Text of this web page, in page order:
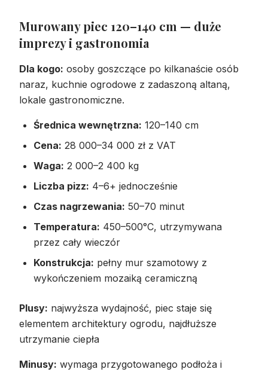
Murowany piec 120–140 cm — duże
imprezy i gastronomia
Dla kogo: osoby goszczące po kilkanaście osób
naraz, kuchnie ogrodowe z zadaszoną altaną,
lokale gastronomiczne.
Średnica wewnętrzna: 120–140 cm
Cena: 28 000–34 000 zł z VAT
Waga: 2 000–2 400 kg
Liczba pizz: 4–6+ jednocześnie
Czas nagrzewania: 50–70 minut
Temperatura: 450–500°C, utrzymywana
przez cały wieczór
Konstrukcja: pełny mur szamotowy z
wykończeniem mozaiką ceramiczną
Plusy: najwyższa wydajność, piec staje się
elementem architektury ogrodu, najdłuższe
utrzymanie ciepła
Minusy: wymaga przygotowanego podłoża i